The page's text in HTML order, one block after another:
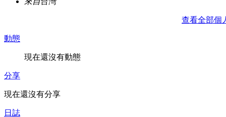
查看全部個
動態
現在還沒有動態
分享
現在還沒有分享
日誌